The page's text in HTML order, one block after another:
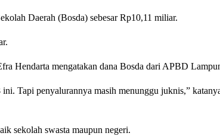
Daerah (Bosda) sebesar Rp10,11 miliar.
Hendarta mengatakan dana Bosda dari APBD
Tapi penyalurannya masih menunggu juknis,”
sekolah swasta maupun negeri.